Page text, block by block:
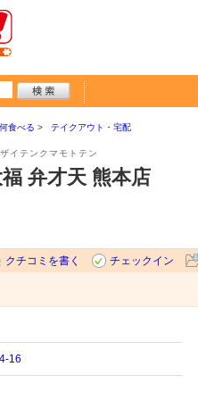
何食べる テイクアウト・宅配
イテンクマモトテン
弁才天 熊本店
クチコミを書く
チェックイン
16